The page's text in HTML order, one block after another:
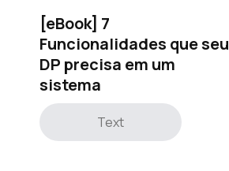
[eBook] 7
Funcionalidades que seu
DP precisa em um
sistema
Text